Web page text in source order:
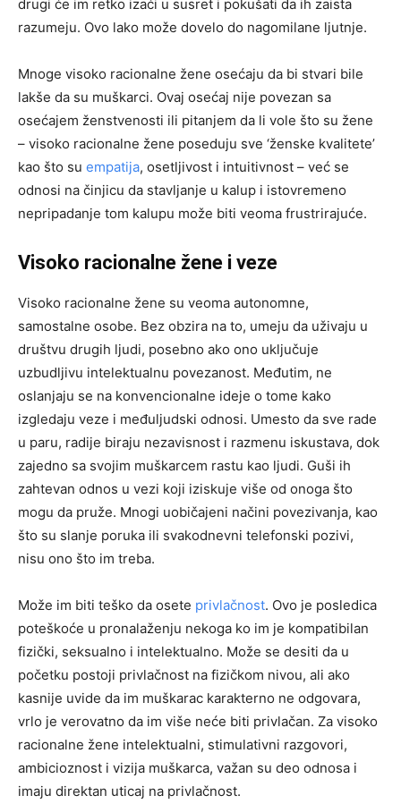
drugi će im retko izaći u susret i pokušati da ih zaista
razumeju. Ovo lako može dovelo do nagomilane ljutnje.
Mnoge visoko racionalne žene osećaju da bi stvari bile
lakše da su muškarci. Ovaj osećaj nije povezan sa
osećajem ženstvenosti ili pitanjem da li vole što su žene
– visoko racionalne žene poseduju sve ‘ženske kvalitete’
kao što su empatija, osetljivost i intuitivnost – već se
odnosi na činjicu da stavljanje u kalup i istovremeno
nepripadanje tom kalupu može biti veoma frustrirajuće.
Visoko racionalne žene i veze
Visoko racionalne žene su veoma autonomne,
samostalne osobe. Bez obzira na to, umeju da uživaju u
društvu drugih ljudi, posebno ako ono uključuje
uzbudljivu intelektualnu povezanost. Međutim, ne
oslanjaju se na konvencionalne ideje o tome kako
izgledaju veze i međuljudski odnosi. Umesto da sve rade
u paru, radije biraju nezavisnost i razmenu iskustava, dok
zajedno sa svojim muškarcem rastu kao ljudi. Guši ih
zahtevan odnos u vezi koji iziskuje više od onoga što
mogu da pruže. Mnogi uobičajeni načini povezivanja, kao
što su slanje poruka ili svakodnevni telefonski pozivi,
nisu ono što im treba.
Može im biti teško da osete privlačnost. Ovo je posledica
poteškoće u pronalaženju nekoga ko im je kompatibilan
fizički, seksualno i intelektualno. Može se desiti da u
početku postoji privlačnost na fizičkom nivou, ali ako
kasnije uvide da im muškarac karakterno ne odgovara,
vrlo je verovatno da im više neće biti privlačan. Za visoko
racionalne žene intelektualni, stimulativni razgovori,
ambicioznost i vizija muškarca, važan su deo odnosa i
imaju direktan uticaj na privlačnost.